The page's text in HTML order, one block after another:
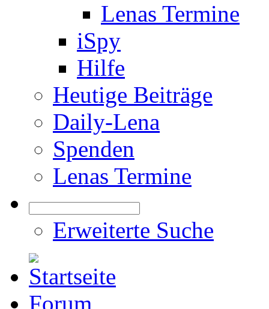
Lenas Termine
iSpy
Hilfe
Heutige Beiträge
Daily-Lena
Spenden
Lenas Termine
Erweiterte Suche
Forum